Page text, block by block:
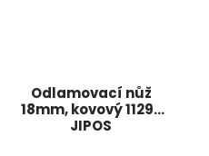
Odlamovací nůž
18mm, kovový 11297
JIPOS